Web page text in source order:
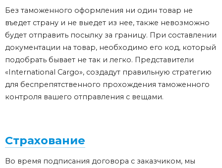
Без таможенного оформления ни один товар не
въедет страну и не выедет из нее, также невозможно
будет отправить посылку за границу. При составлении
документации на товар, необходимо его код, который
подобрать бывает не так и легко. Представители
«International Cargo», создадут правильную стратегию
для беспрепятственного прохождения таможенного
контроля вашего отправления с вещами.
Страхование
Во время подписания договора с заказчиком, мы